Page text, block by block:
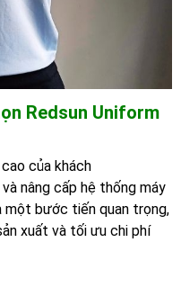
Redsun Uniform
của khách
nâng cấp hệ thống máy
một bước tiến quan trọng,
xuất và tối ưu chi phí